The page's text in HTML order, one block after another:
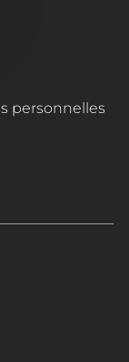
personnelles